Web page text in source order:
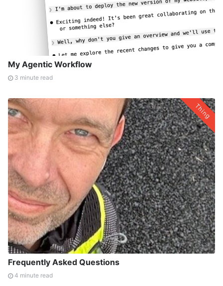
My Agentic Workflow
3 minute read
Thing
🤖
Frequently Asked Questions
4 minute read